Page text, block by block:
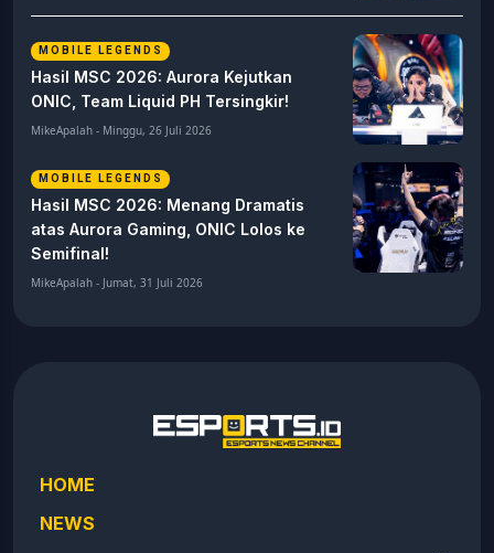
MOBILE LEGENDS
Hasil MSC 2026: Aurora Kejutkan
ONIC, Team Liquid PH Tersingkir!
MikeApalah - Minggu, 26 Juli 2026
MOBILE LEGENDS
Hasil MSC 2026: Menang Dramatis
atas Aurora Gaming, ONIC Lolos ke
Semifinal!
MikeApalah - Jumat, 31 Juli 2026
HOME
NEWS